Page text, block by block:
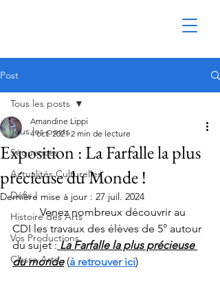
Post
Tous les posts
Séquences
Actualités Culturelles
Défis !
Histoire des Arts
Vos Productions
Classe Arts
Tous les posts
Exposition : La Farfalle la plus
précieuse du Monde !
Amandine Lippi
4 oct. 2021 2 min de lecture
Dernière mise à jour : 27 juil. 2024
	Venez nombreux découvrir au
CDI les travaux des élèves de 5° autour
du sujet : La Farfalle la plus précieuse
du monde (à retrouver ici)